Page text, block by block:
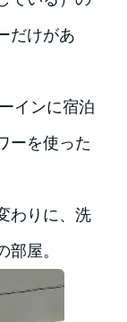
だけがあ
インに宿泊
ーを使った
わりに、洗
屋。